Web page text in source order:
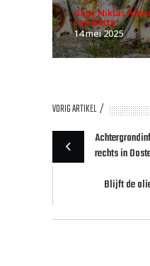
door Niklas
van Batte
14 mei 2025
VORIG ARTIKEL
rechts in
Blijft de